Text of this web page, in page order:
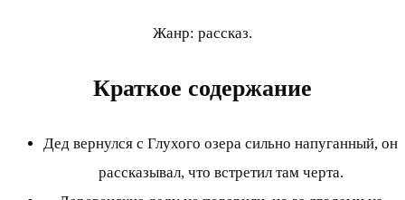
Жанр: рассказ.
Краткое содержание
Дед вернулся с Глухого озера сильно напуганный, он
рассказывал, что встретил там черта.